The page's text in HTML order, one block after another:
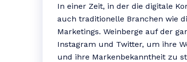
In einer Zeit, in der die digitale
auch traditionelle Branchen wie
Marketings. Weinberge auf der
Instagram und Twitter, um ihre
und ihre Markenbekanntheit zu